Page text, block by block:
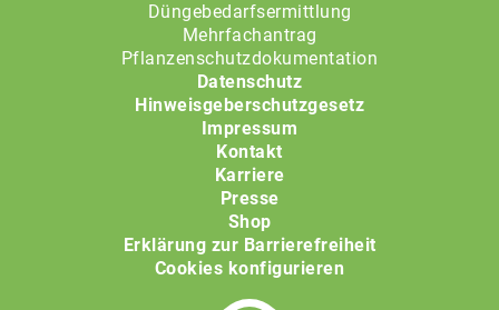
Düngebedarfsermittlung
Mehrfachantrag
Pflanzenschutzdokumentation
Datenschutz
Hinweisgeberschutzgesetz
Impressum
Kontakt
Karriere
Presse
Shop
Erklärung zur Barrierefreiheit
Cookies konfigurieren